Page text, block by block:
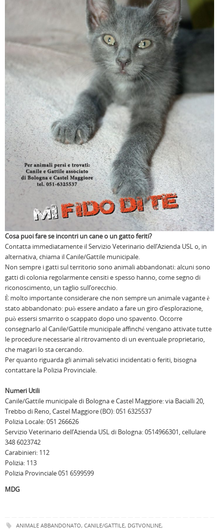
Cosa puoi fare se incontri un cane o un gatto feriti?
Contatta immediatamente il Servizio Veterinario dell’Azienda USL o, in
alternativa, chiama il Canile/Gattile municipale.
Non sempre i gatti sul territorio sono animali abbandonati: alcuni sono
gatti di colonia regolarmente censiti e spesso hanno, come segno di
riconoscimento, un taglio sull’orecchio.
È molto importante considerare che non sempre un animale vagante è
stato abbandonato: può essere andato a fare un giro d’esplorazione,
può essersi smarrito o scappato dopo uno spavento. Occorre
consegnarlo al Canile/Gattile municipale affinché vengano attivate tutte
le procedure necessarie al ritrovamento di un eventuale proprietario,
che magari lo sta cercando.
Per quanto riguarda gli animali selvatici incidentati o feriti, bisogna
contattare la Polizia Provinciale.
Numeri Utili
Canile/Gattile municipale di Bologna e Castel Maggiore: via Bacialli 20,
Trebbo di Reno, Castel Maggiore (BO): 051 6325537
Polizia Locale: 051 266626
Servizio Veterinario dell’Azienda USL di Bologna: 0514966301, cellulare
348 6023742
Carabinieri: 112
Polizia: 113
Polizia Provinciale 051 6599599
MDG
ANIMALE ABBANDONATO, CANILE/GATTILE, DGTVONLINE,